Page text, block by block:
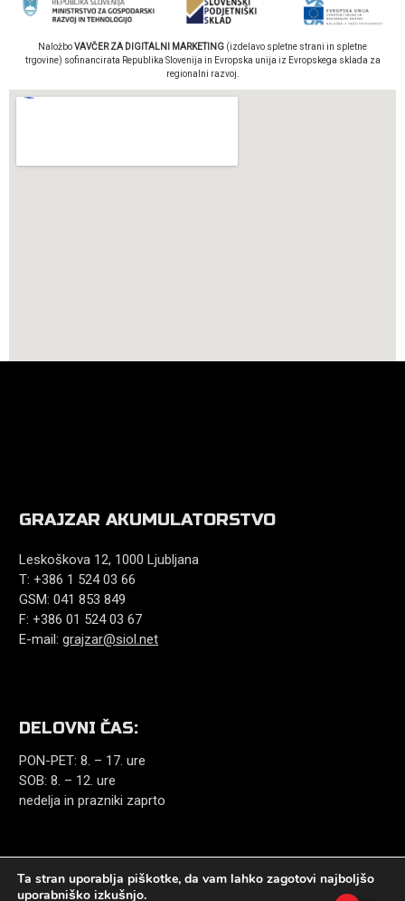
NaložboVAVČER ZA DIGITALNI MARKETING (izdelavo spletne strani in spletne
trgovine) sofinancirata Republika Slovenija in Evropska unija iz Evropskega sklada za
regionalni razvoj.
GRAJZAR AKUMULATORSTVO
Leskoškova 12, 1000 Ljubljana
T: +386 1 524 03 66
GSM: 041 853 849
F: +386 01 524 03 67
E-mail:grajzar@siol.net
DELOVNI ČAS:
PON-PET: 8. – 17. ure
SOB: 8. – 12. ure
nedelja in prazniki zaprto
Ta stran uporablja piškotke, da vam lahko zagotovi najboljšo
uporabniško izkušnjo.